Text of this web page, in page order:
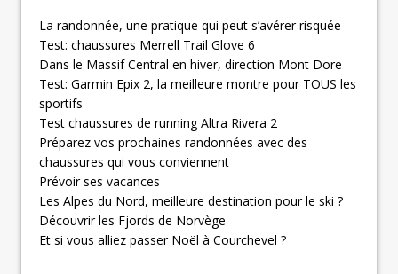
La randonnée, une pratique qui peut s’avérer risquée
Test: chaussures Merrell Trail Glove 6
Dans le Massif Central en hiver, direction Mont Dore
Test: Garmin Epix 2, la meilleure montre pour TOUS les
sportifs
Test chaussures de running Altra Rivera 2
Préparez vos prochaines randonnées avec des
chaussures qui vous conviennent
Prévoir ses vacances
Les Alpes du Nord, meilleure destination pour le ski ?
Découvrir les Fjords de Norvège
Et si vous alliez passer Noël à Courchevel ?